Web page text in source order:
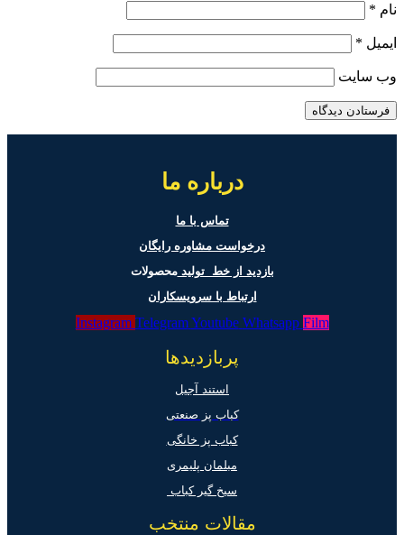
نام *
ایمیل *
وب‌ سایت
درباره ما
تماس با ما
درخواست مشاوره رایگان
بازدید از خط تولیدمحصولات
ارتباط با سرویسکاران
Instagram Telegram Youtube Whatsapp Film
پربازدیدها
استند آجیل
کباب پز صنعتی
کباب پز خانگی
مبلمان پلیمری
سیخ گیر کباب
مقالات منتخب